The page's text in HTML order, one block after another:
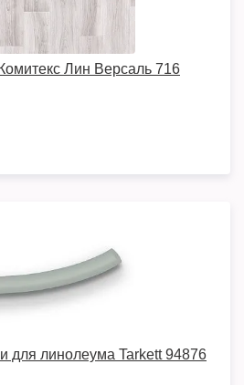
Лин Версаль 716
для линолеума Tarkett 94876